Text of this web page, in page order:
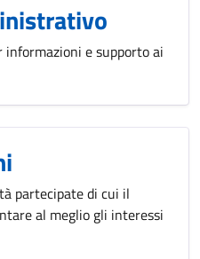
e supporto ai
partecipate di cui il
al meglio gli interessi